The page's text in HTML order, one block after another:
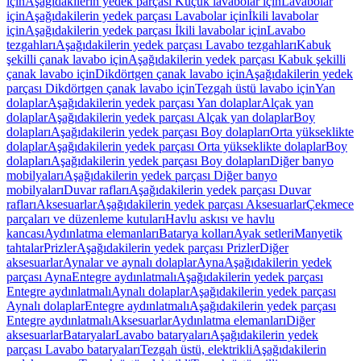
içinAşağıdakilerin yedek parçası Lavabolar içinİkili lavabolar
içinAşağıdakilerin yedek parçası İkili lavabolar içinLavabo
tezgahlarıAşağıdakilerin yedek parçası Lavabo tezgahlarıKabuk
şekilli çanak lavabo içinAşağıdakilerin yedek parçası Kabuk şekilli
çanak lavabo içinDikdörtgen çanak lavabo içinAşağıdakilerin yedek
parçası Dikdörtgen çanak lavabo içinTezgah üstü lavabo içinYan
dolaplarAşağıdakilerin yedek parçası Yan dolaplarAlçak yan
dolaplarAşağıdakilerin yedek parçası Alçak yan dolaplarBoy
dolaplarıAşağıdakilerin yedek parçası Boy dolaplarıOrta yükseklikte
dolaplarAşağıdakilerin yedek parçası Orta yükseklikte dolaplarBoy
dolaplarıAşağıdakilerin yedek parçası Boy dolaplarıDiğer banyo
mobilyalarıAşağıdakilerin yedek parçası Diğer banyo
mobilyalarıDuvar raflarıAşağıdakilerin yedek parçası Duvar
raflarıAksesuarlarAşağıdakilerin yedek parçası AksesuarlarÇekmece
parçaları ve düzenleme kutularıHavlu askısı ve havlu
kancasıAydınlatma elemanlarıBatarya kollarıAyak setleriManyetik
tahtalarPrizlerAşağıdakilerin yedek parçası PrizlerDiğer
aksesuarlarAynalar ve aynalı dolaplarAynaAşağıdakilerin yedek
parçası AynaEntegre aydınlatmalıAşağıdakilerin yedek parçası
Entegre aydınlatmalıAynalı dolaplarAşağıdakilerin yedek parçası
Aynalı dolaplarEntegre aydınlatmalıAşağıdakilerin yedek parçası
Entegre aydınlatmalıAksesuarlarAydınlatma elemanlarıDiğer
aksesuarlarBataryalarLavabo bataryalarıAşağıdakilerin yedek
parçası Lavabo bataryalarıTezgah üstü, elektrikliAşağıdakilerin